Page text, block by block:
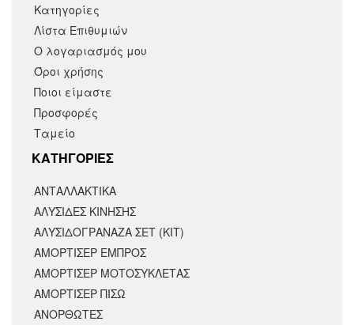
Κατηγορίες
Λίστα Επιθυμιών
Ο λογαριασμός μου
Όροι χρήσης
Ποιοι είμαστε
Προσφορές
Ταμείο
KΑΤΗΓΟΡΙΕΣ
ΑΝΤΑΛΛΑΚΤΙΚΆ
ΑΛΥΣΙΔΕΣ ΚΙΝΗΣΗΣ
ΑΛΥΣΙΔΟΓΡΑΝΑΖΑ ΣΕΤ (ΚΙΤ)
ΑΜΟΡΤΙΣΕΡ ΕΜΠΡΟΣ
ΑΜΟΡΤΙΣΈΡ ΜΟΤΟΣΥΚΛΈΤΑΣ
ΑΜΟΡΤΙΣΕΡ ΠΙΣΩ
ΑΝΟΡΘΩΤΕΣ